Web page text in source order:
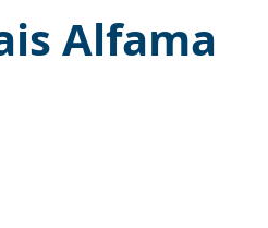
Alfama